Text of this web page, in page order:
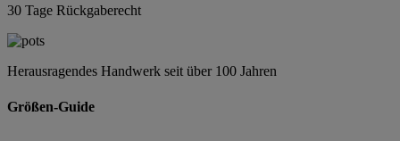
30 Tage Rückgaberecht
Herausragendes Handwerk seit über 100 Jahren
Größen-Guide